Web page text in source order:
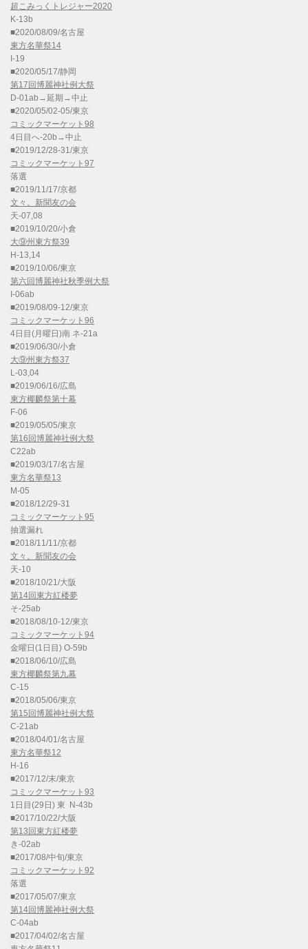
超こみっくトレジャー2020
K-13b
■2020/08/09/名古屋
東方名華祭14
I-19
■2020/05/17/静岡
第17回博麗神社例大祭
D-01ab→延期→中止
■2020/05/02-05/東京
コミックマーケット98
4日目へ-20b→中止
■2019/12/28-31/東京
コミックマーケット97
落選
■2019/11/17/京都
文々。新聞友の会
天-07,08
■2019/10/20/小倉
大⑨州東方祭39
H-13,14
■2019/10/06/東京
第六回博麗神社秋季例大祭
I-06ab
■2019/08/09-12/東京
コミックマーケット96
4日目(月曜日)南 ネ-21a
■2019/06/30/小倉
大⑨州東方祭37
L-03,04
■2019/06/16/広島
東方椰麟祭第十幕
F-06
■2019/05/05/東京
第16回博麗神社例大祭
C22ab
■2019/03/17/名古屋
東方名華祭13
M-05
■2018/12/29-31
コミックマーケット95
抽選漏れ
■2018/11/11/京都
文々。新聞友の会
天-10
■2018/10/21/大阪
第14回東方紅楼夢
そ-25ab
■2018/08/10-12/東京
コミックマーケット94
金曜日(1日目) O-59b
■2018/06/10/広島
東方椰麟祭第九幕
C-15
■2018/05/06/東京
第15回博麗神社例大祭
C-21ab
■2018/04/01/名古屋
東方名華祭12
H-16
■2017/12/末/東京
コミックマーケット93
1日目(29日) 東 N-43b
■2017/10/22/大阪
第13回東方紅楼夢
き-02ab
■2017/08/中旬/東京
コミックマーケット92
落選
■2017/05/07/東京
第14回博麗神社例大祭
C-04ab
■2017/04/02/名古屋